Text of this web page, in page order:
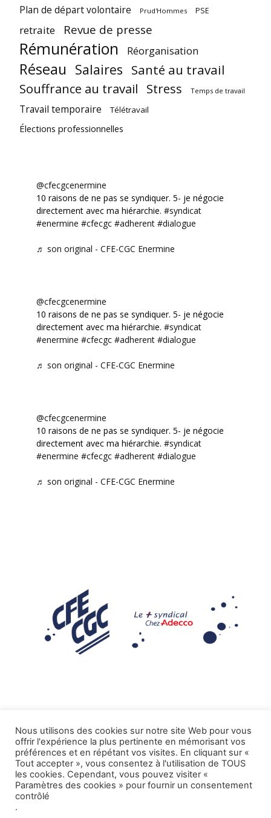
Plan de départ volontaire Prud'Hommes PSE
retraite Revue de presse
Rémunération Réorganisation
Réseau Salaires Santé au travail
Souffrance au travail Stress Temps de travail
Travail temporaire Télétravail
Élections professionnelles
@cfecgcenermine
10 raisons de ne pas se syndiquer. 5- je négocie
directement avec ma hiérarchie. #syndicat
#enermine #cfecgc #adherent #dialogue
♬ son original - CFE-CGC Enermine
@cfecgcenermine
10 raisons de ne pas se syndiquer. 5- je négocie
directement avec ma hiérarchie. #syndicat
#enermine #cfecgc #adherent #dialogue
♬ son original - CFE-CGC Enermine
@cfecgcenermine
10 raisons de ne pas se syndiquer. 5- je négocie
directement avec ma hiérarchie. #syndicat
#enermine #cfecgc #adherent #dialogue
♬ son original - CFE-CGC Enermine
Mentions légales
Tous droits réservés CFE-CGC ADECCO.
Nous utilisons des cookies sur notre site Web pour vous
offrir l'expérience la plus pertinente en mémorisant vos
préférences et en répétant vos visites. En cliquant sur «
Tout accepter », vous consentez à l'utilisation de TOUS
les cookies. Cependant, vous pouvez visiter «
Paramètres des cookies » pour fournir un consentement
contrôlé
.